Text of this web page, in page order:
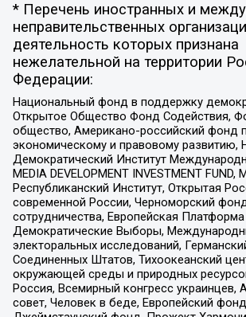
* Перечень иностранных и
неправительственных
деятельность которых признана
нежелательной на территории
Федерации:
Национальный фонд в поддержку
Открытое Общество Фонд Содействия,
общество, Американо-российский фонд
экономическому и правовому развитию,
Демократический Институт
MEDIA DEVELOPMENT INVESTMENT
Республиканский Институт, Открытая
современной России, Черноморский
сотрудничества, Европейская
Демократические Выборы,
электоральных исследований,
Соединенных Штатов, Тихоокеанский
окружающей среды и природных
Россия, Всемирный конгресс украинцев,
совет, Человек в беде, Европейский